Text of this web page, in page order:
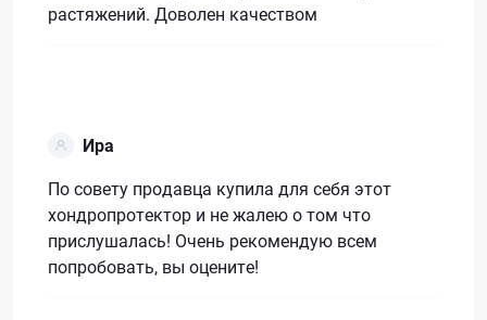
растяжений. Доволен качеством
Ира
По совету продавца купила для себя этот
хондропротектор и не жалею о том что
прислушалась! Очень рекомендую всем
попробовать, вы оцените!